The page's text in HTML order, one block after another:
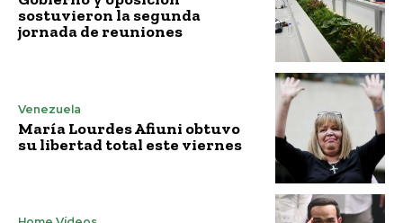
sostuvieron la segunda
jornada de reuniones
Venezuela
María Lourdes Afiuni obtuvo
su libertad total este viernes